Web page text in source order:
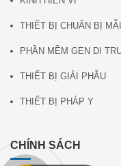
THIẾT BỊ CHUẨN BỊ
PHẦN MỀM GEN DI
THIẾT BỊ GIẢI PHẪU
THIẾT BỊ PHÁP Y
CHÍNH SÁCH